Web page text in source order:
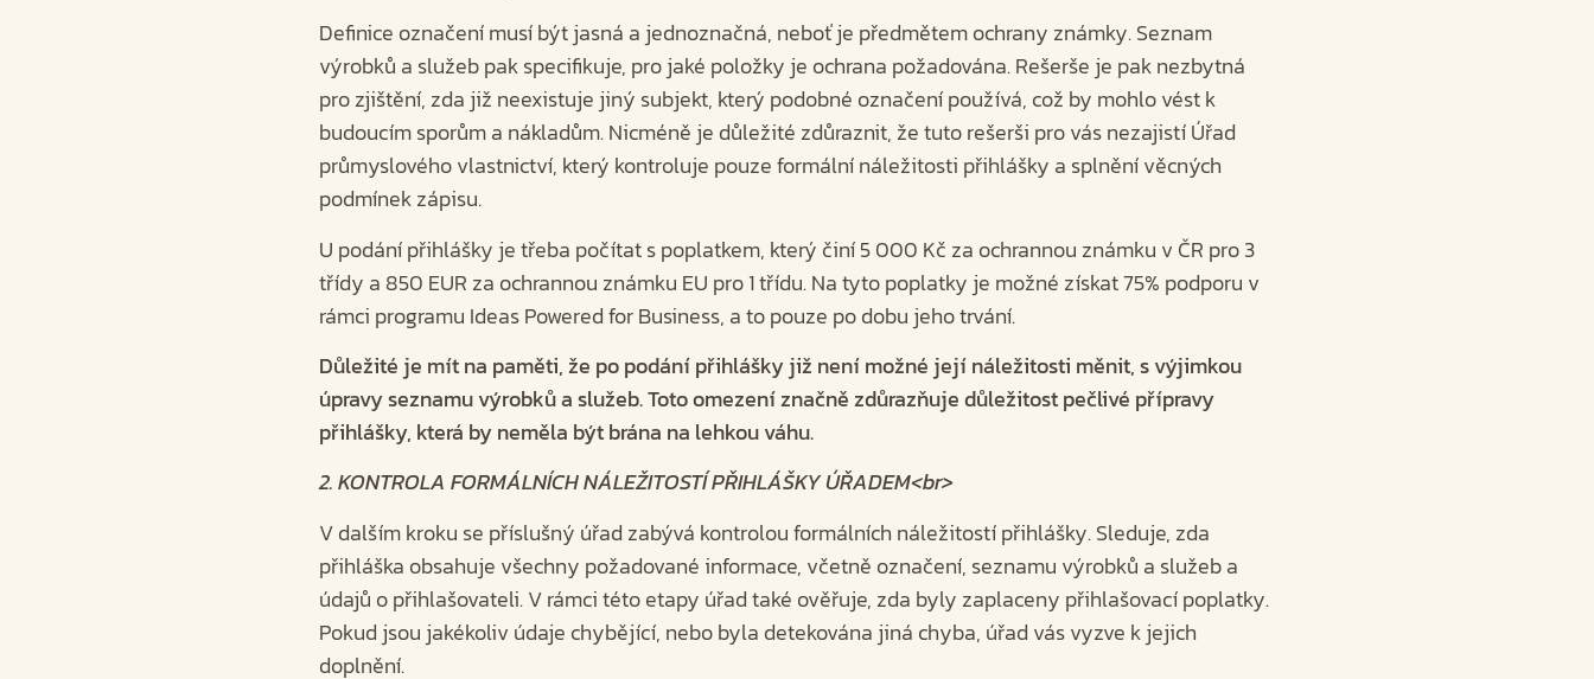
Definice označení musí být jasná a jednoznačná, neboť je předmětem ochrany známky. Seznam
výrobků a služeb pak specifikuje, pro jaké položky je ochrana požadována. Rešerše je pak nezbytná
pro zjištění, zda již neexistuje jiný subjekt, který podobné označení používá, což by mohlo vést k
budoucím sporům a nákladům. Nicméně je důležité zdůraznit, že tuto rešerši pro vás nezajistí Úřad
průmyslového vlastnictví, který kontroluje pouze formální náležitosti přihlášky a splnění věcných
podmínek zápisu.
U podání přihlášky je třeba počítat s poplatkem, který činí 5 000 Kč za ochrannou známku v ČR pro 3
třídy a 850 EUR za ochrannou známku EU pro 1 třídu. Na tyto poplatky je možné získat 75% podporu v
rámci programu Ideas Powered for Business, a to pouze po dobu jeho trvání.
Důležité je mít na paměti, že po podání přihlášky již není možné její náležitosti měnit, s výjimkou
úpravy seznamu výrobků a služeb. Toto omezení značně zdůrazňuje důležitost pečlivé přípravy
přihlášky, která by neměla být brána na lehkou váhu.
2. KONTROLA FORMÁLNÍCH NÁLEŽITOSTÍ PŘIHLÁŠKY ÚŘADEM<br>
V dalším kroku se příslušný úřad zabývá kontrolou formálních náležitostí přihlášky. Sleduje, zda
přihláška obsahuje všechny požadované informace, včetně označení, seznamu výrobků a služeb a
údajů o přihlašovateli. V rámci této etapy úřad také ověřuje, zda byly zaplaceny přihlašovací poplatky.
Pokud jsou jakékoliv údaje chybějící, nebo byla detekována jiná chyba, úřad vás vyzve k jejich
doplnění.